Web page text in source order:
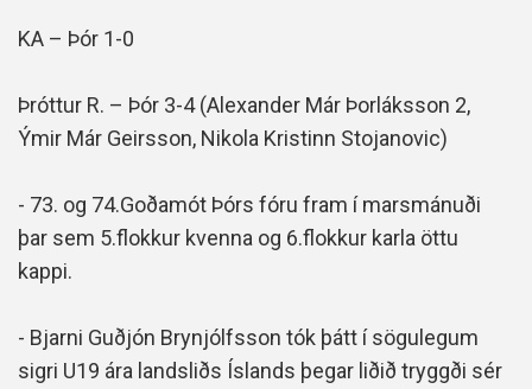
KA – Þór 1-0
Þróttur R. – Þór 3-4 (Alexander Már Þorláksson 2,
Ýmir Már Geirsson, Nikola Kristinn Stojanovic)
- 73. og 74.Goðamót Þórs fóru fram í marsmánuði
þar sem 5.flokkur kvenna og 6.flokkur karla öttu
kappi.
- Bjarni Guðjón Brynjólfsson tók þátt í sögulegum
sigri U19 ára landsliðs Íslands þegar liðið tryggði sér